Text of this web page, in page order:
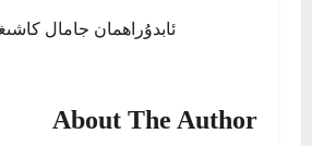
ئابدۇراھمان جامال
About The Author